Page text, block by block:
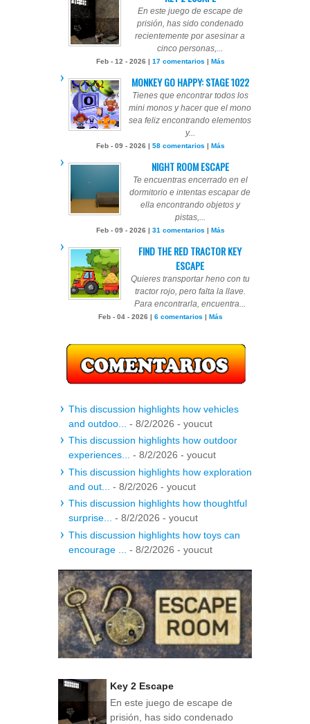
En este juego de escape de
prisión, has sido condenado
recientemente por asesinar a
cinco personas,...
Feb - 12 - 2026 | 17 comentarios | Más
MONKEY GO HAPPY: STAGE 1022
Tienes que encontrar todos los
mini monos y hacer que el mono
sea feliz encontrando elementos
y...
Feb - 09 - 2026 | 58 comentarios | Más
NIGHT ROOM ESCAPE
Te encuentras encerrado en el
dormitorio e intentas escapar de
ella encontrando objetos y
pistas,...
Feb - 09 - 2026 | 31 comentarios | Más
FIND THE RED TRACTOR KEY
ESCAPE
Quieres transportar heno con tu
tractor rojo, pero falta la llave.
Para encontrarla, encuentra...
Feb - 04 - 2026 | 6 comentarios | Más
This discussion highlights how vehicles
and outdoo...
- 8/2/2026 - youcut
This discussion highlights how outdoor
experiences...
- 8/2/2026 - youcut
This discussion highlights how exploration
and out...
- 8/2/2026 - youcut
This discussion highlights how thoughtful
surprise...
- 8/2/2026 - youcut
This discussion highlights how toys can
encourage ...
- 8/2/2026 - youcut
Key 2 Escape
En este juego de escape de
prisión, has sido condenado